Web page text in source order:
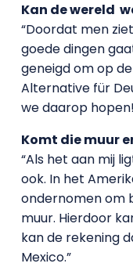
Kan de wereld
“Doordat men
goede dingen
geneigd om op
Alternative für
we daarop
Komt die muur
“Als het aan mij
ook. In het
ondernomen om
muur. Hierdoor
kan de rekening
Mexico.”